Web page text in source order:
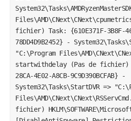
fichier) Task: {610E371F-3B8F-
78DD4D9B2452} -
"C:\Program
startwithdelay (Pas de fichier)
28CA-4E02-A8CB-9C9D390BCFAB} -
System32\Tasks\StartDVR =>
fichier)